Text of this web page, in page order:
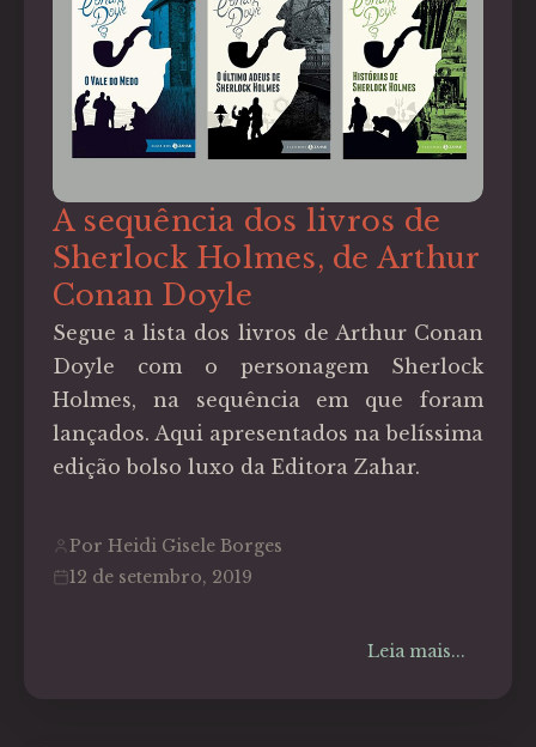
A sequência dos livros de
Sherlock Holmes, de Arthur
Conan Doyle
Segue a lista dos livros de Arthur Conan
Doyle com o personagem Sherlock
Holmes, na sequência em que foram
lançados. Aqui apresentados na belíssima
edição bolso luxo da Editora Zahar.
Por Heidi Gisele Borges
12 de setembro, 2019
Leia mais...